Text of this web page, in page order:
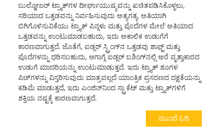
ಬುಲ್ಡೋಜರ್ ಟ್ರ್ಯಾಕ್‌ಗಳ ದೀರ್ಘಾಯುಷ್ಯವನ್ನು ಖಚಿತಪಡಿಸಿಕೊಳ್ಳಲು,
ಸರಿಯಾದ ಒತ್ತಡವನ್ನು ನಿರ್ವಹಿಸುವುದು ಅತ್ಯಗತ್ಯ. ಅತಿಯಾಗಿ
ಬಿಗಿಗೊಳಿಸುವಿಕೆಯು ಟ್ರ್ಯಾಕ್ ಪಿನ್ಗಳು ಮತ್ತು ಪೊದೆಗಳ ಮೇಲೆ ಅತಿಯಾದ
ಒತ್ತಡವನ್ನು ಉಂಟುಮಾಡಬಹುದು, ಇದು ಅಕಾಲಿಕ ಉಡುಗೆಗೆ
ಕಾರಣವಾಗುತ್ತದೆ. ಜೊತೆಗೆ, ಐಡ್ಲರ್ ಸ್ಪ್ರಿಂಗ್‌ನ ಒತ್ತಡವು ಶಾಫ್ಟ್ ಮತ್ತು
ಪೊದೆಗಳನ್ನು ಧರಿಸಬಹುದು, ಆಗಾಗ್ಗೆ ಐಡ್ಲರ್ ಬಶಿಂಗ್‌ನಲ್ಲಿ ಅರೆ ವೃತ್ತಾಕಾರದ
ಉಡುಗೆ ಮಾದರಿಯನ್ನು ಉಂಟುಮಾಡುತ್ತದೆ. ಇದು ಟ್ರ್ಯಾಕ್ ಶೂಗಳ
ಪಿಚ್‌ಗಳನ್ನು ವಿಸ್ತರಿಸುವುದು ಮಾತ್ರವಲ್ಲದೆ ಯಾಂತ್ರಿಕ ಪ್ರಸರಣದ ದಕ್ಷತೆಯನ್ನು
ಕಡಿಮೆ ಮಾಡುತ್ತದೆ, ಇದು ಎಂಜಿನ್‌ನಿಂದ ಸ್ಪ್ರಾಕೆಟ್ ಮತ್ತು ಟ್ರ್ಯಾಕ್‌ಗಳಿಗೆ
ಶಕ್ತಿಯ ನಷ್ಟಕ್ಕೆ ಕಾರಣವಾಗುತ್ತದೆ.
ಮುಂದೆ ಓದಿ